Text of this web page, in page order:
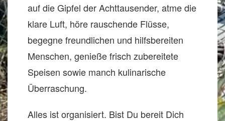
auf die Gipfel der Achttausender, atme die
klare Luft, höre rauschende Flüsse,
begegne freundlichen und hilfsbereiten
Menschen, genieße frisch zubereitete
Speisen sowie manch kulinarische
Überraschung.
Alles ist organisiert. Bist Du bereit Dich